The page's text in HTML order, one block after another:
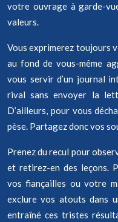
votre ouvrage à garde-
valeurs.
Vous exprimerez toujours
au fond de vous-même
vous servir d’un journal
rival sans envoyer la
D’ailleurs, pour vous
pèse. Partagez donc vos
Prenez du recul pour
et retirez-en des leçons.
vos fiançailles ou votre
exclure vos atouts dans
entraîné ces tristes